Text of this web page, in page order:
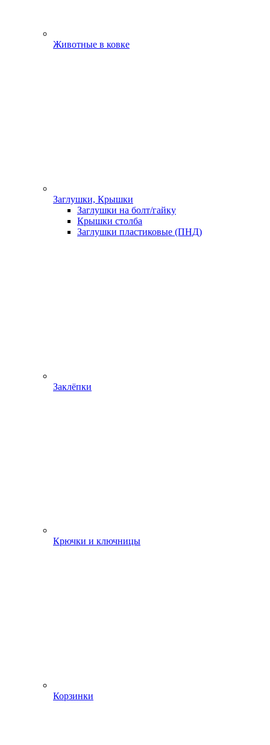
Животные в ковке
Заглушки, Крышки
Заглушки на болт/гайку
Крышки столба
Заглушки пластиковые (ПНД)
Заклёпки
Крючки и ключницы
Корзинки